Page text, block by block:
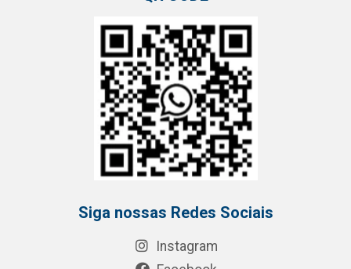
Siga nossas Redes Sociais
Instagram